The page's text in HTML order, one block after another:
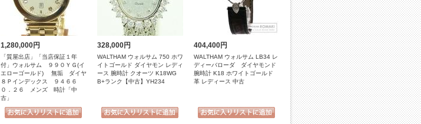
1,280,000円 328,000円 404,400円
「質屋出店」「当店保証１年
付」ウォルサム ９９０ＹＧ(イ
エローゴールド) 無垢 ダイヤ
８Ｐインデックス ９４６６
０．２６ メンズ 時計「中
古」
WALTHAM ウォルサム 750 ホワ
イトゴールド ダイヤモン レディ
ース 腕時計 クオーツ K18WG
B+ランク【中古】YH234
WALTHAM ウォルサム LB34 レ
ディーバローダ ダイヤモンド
腕時計 K18 ホワイトゴールド
革 レディース 中古